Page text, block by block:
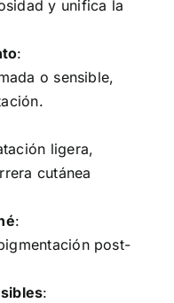
y unifica la
:
o sensible,
ligera,
cutánea
:
post-
: